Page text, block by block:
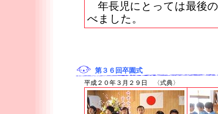
年長児にとっては最後
べました。
第３６回卒園式
平成２０年３月２９日 〈式典〉